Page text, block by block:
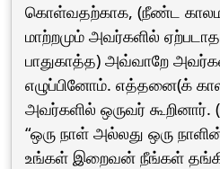
கொள்வதற்காக, (நீண்ட
மாற்றமும் அவர்களில்
பாதுகாத்த) அவ்வாறே
எழுப்பினோம். எத்தனை(க்
அவர்களில் ஒருவர் கூறினார்.
“ஒரு நாள் அல்லது ஒரு
உங்கள் இறைவன் நீங்கள்